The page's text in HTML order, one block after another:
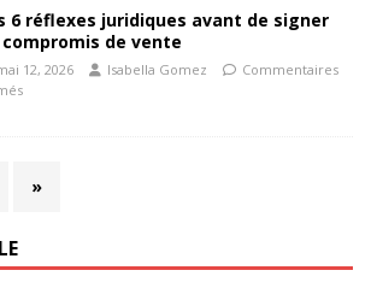
6 réflexes juridiques avant de signer
compromis de vente
12, 2026 Isabella Gomez
Commentaires
»